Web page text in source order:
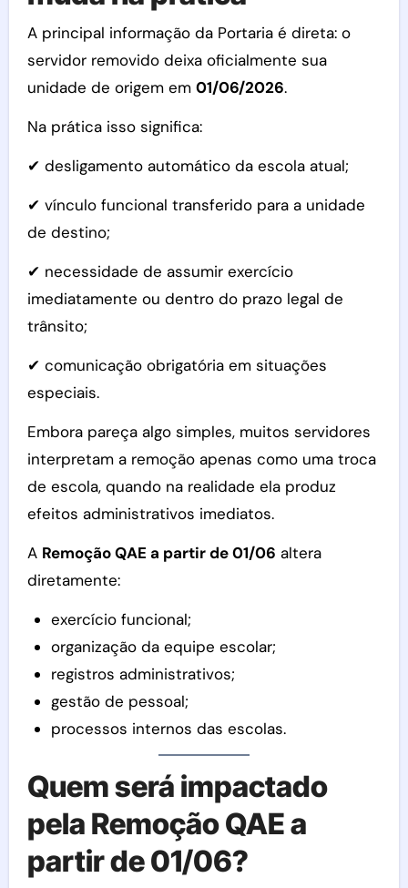
A principal informação da Portaria é direta: o
servidor removido deixa oficialmente sua
unidade de origem em 01/06/2026.
Na prática isso significa:
✔ desligamento automático da escola atual;
✔ vínculo funcional transferido para a unidade
de destino;
✔ necessidade de assumir exercício
imediatamente ou dentro do prazo legal de
trânsito;
✔ comunicação obrigatória em situações
especiais.
Embora pareça algo simples, muitos servidores
interpretam a remoção apenas como uma troca
de escola, quando na realidade ela produz
efeitos administrativos imediatos.
A Remoção QAE a partir de 01/06 altera
diretamente:
exercício funcional;
organização da equipe escolar;
registros administrativos;
gestão de pessoal;
processos internos das escolas.
Quem será impactado
pela Remoção QAE a
partir de 01/06?